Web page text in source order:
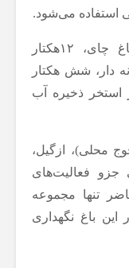
استفاده می‌شود.
باغ گل لاهیجان دارای ۱۸ هکتار باغ چای، ۱۲هکتار
دار، شش هکتار
استخر ذخیره آب
محلی)، ازگیل،
جزو فعالیت‌های
تنها مجموعه
باغ نگهداری